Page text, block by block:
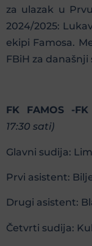
za ulazak u
2024/2025:
ekipi Famosa.
FBiH za
FK FAMOS -FK
17:30 sati)
Glavni sudija:
Prvi asistent:
Drugi asistent:
Četvrti sudija: